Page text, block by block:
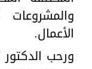
والمشروعات
الأعمال.
ورحب